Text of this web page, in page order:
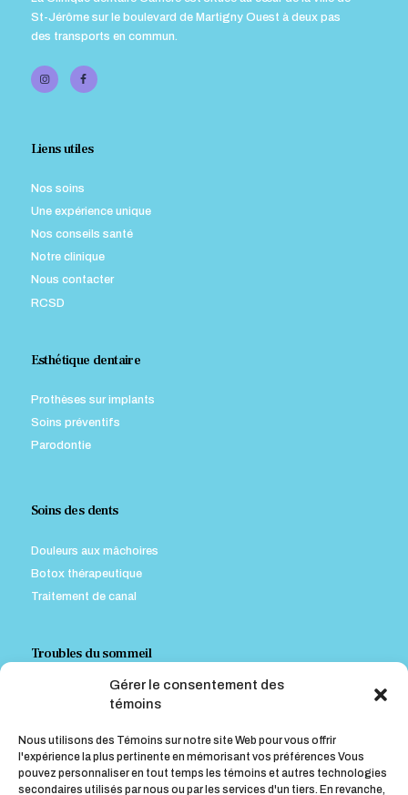
Gérer le consentement des
témoins
Nous utilisons des Témoins sur notre site Web pour vous offrir
l'expérience la plus pertinente en mémorisant vos préférences Vous
pouvez personnaliser en tout temps les témoins et autres technologies
secondaires utilisés par nous ou par les services d'un tiers. En revanche,
St-Jérôme sur le boulevard de Martigny Ouest à deux pas
des transports en commun.
Liens utiles
Nos soins
Une expérience unique
Nos conseils santé
Notre clinique
Nous contacter
RCSD
Esthétique dentaire
Prothèses sur implants
Soins préventifs
Parodontie
Soins des dents
Douleurs aux mâchoires
Botox thérapeutique
Traitement de canal
Troubles du sommeil
Appareil contre le ronflement
Conseils post-opératoires